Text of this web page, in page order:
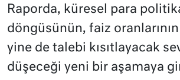
Raporda, küresel para
döngüsünün, faiz
yine de talebi kısıtlayacak
düşeceği yeni bir aşamaya